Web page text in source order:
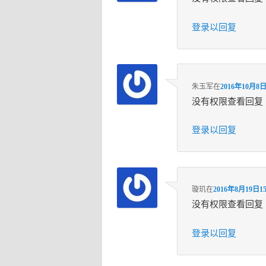
登录以回复
朱玉军在2016年10月8
没有权限查看回复
登录以回复
璇玑在2016年8月19日
没有权限查看回复
登录以回复